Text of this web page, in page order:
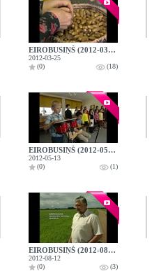
EIROBUSIŅŠ (2012-03-25)
2012-03-25
(0)
(18)
EIROBUSIŅŠ (2012-05-13)
2012-05-13
(0)
(1)
EIROBUSIŅŠ (2012-08-12)
2012-08-12
(0)
(3)